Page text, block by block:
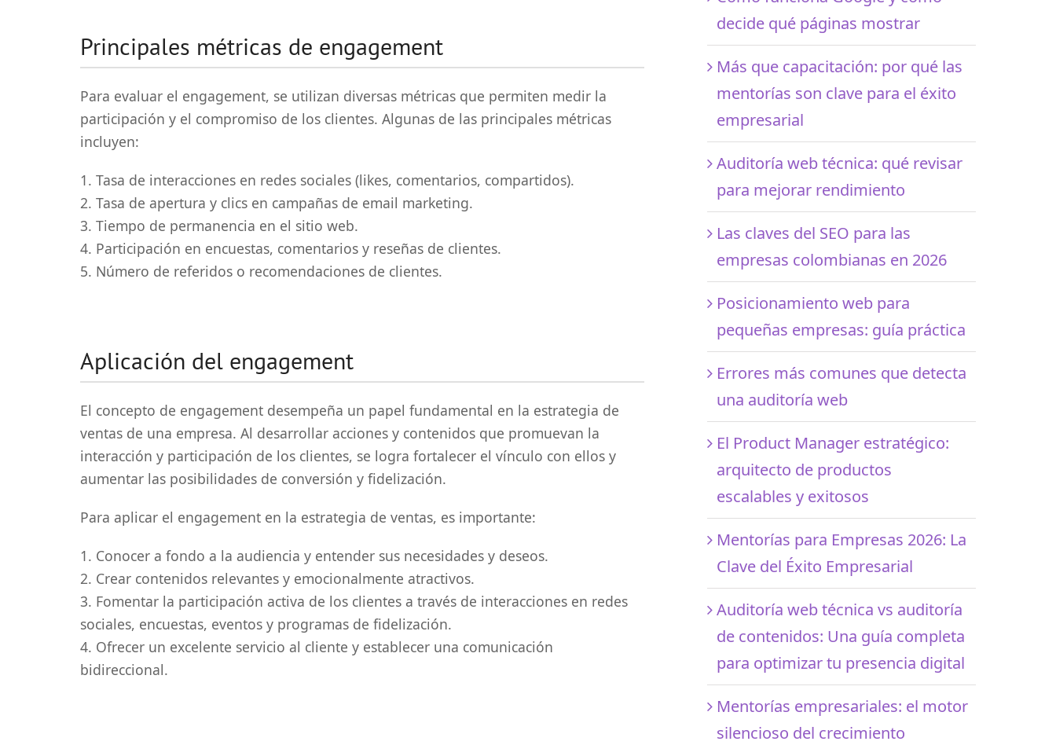
Principales métricas de engagement
Para evaluar el engagement, se utilizan diversas métricas que permiten medir la
participación y el compromiso de los clientes. Algunas de las principales métricas
incluyen:
1. Tasa de interacciones en redes sociales (likes, comentarios, compartidos).
2. Tasa de apertura y clics en campañas de email marketing.
3. Tiempo de permanencia en el sitio web.
4. Participación en encuestas, comentarios y reseñas de clientes.
5. Número de referidos o recomendaciones de clientes.
Aplicación del engagement
El concepto de engagement desempeña un papel fundamental en la estrategia de
ventas de una empresa. Al desarrollar acciones y contenidos que promuevan la
interacción y participación de los clientes, se logra fortalecer el vínculo con ellos y
aumentar las posibilidades de conversión y fidelización.
Para aplicar el engagement en la estrategia de ventas, es importante:
1. Conocer a fondo a la audiencia y entender sus necesidades y deseos.
2. Crear contenidos relevantes y emocionalmente atractivos.
3. Fomentar la participación activa de los clientes a través de interacciones en redes
sociales, encuestas, eventos y programas de fidelización.
4. Ofrecer un excelente servicio al cliente y establecer una comunicación
bidireccional.
decide qué páginas mostrar
Más que capacitación: por qué las
mentorías son clave para el éxito
empresarial
Auditoría web técnica: qué revisar
para mejorar rendimiento
Las claves del SEO para las
empresas colombianas en 2026
Posicionamiento web para
pequeñas empresas: guía práctica
Errores más comunes que detecta
una auditoría web
El Product Manager estratégico:
arquitecto de productos
escalables y exitosos
Mentorías para Empresas 2026: La
Clave del Éxito Empresarial
Auditoría web técnica vs auditoría
de contenidos: Una guía completa
para optimizar tu presencia digital
Mentorías empresariales: el motor
silencioso del crecimiento